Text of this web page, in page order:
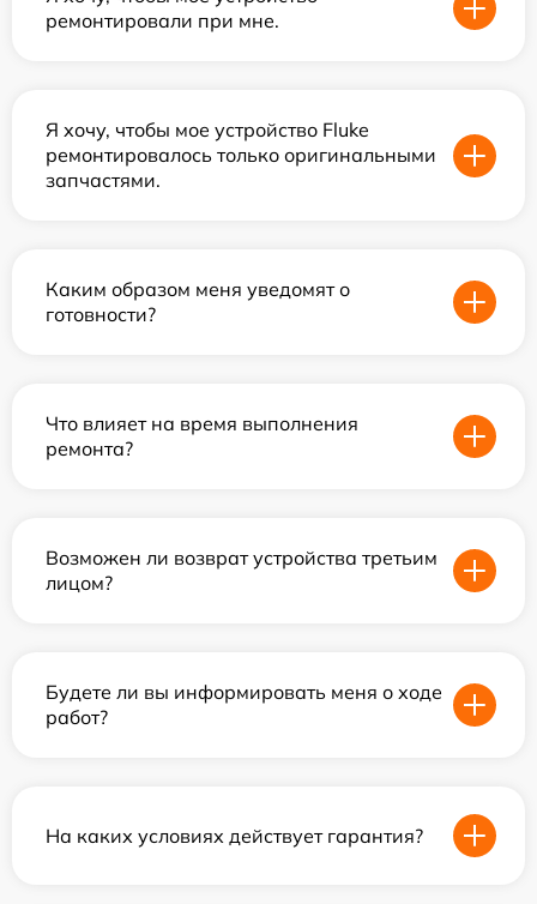
ремонтировали при мне.
Я хочу, чтобы мое устройство Fluke
ремонтировалось только оригинальными
запчастями.
Каким образом меня уведомят о
готовности?
Что влияет на время выполнения
ремонта?
Возможен ли возврат устройства третьим
лицом?
Будете ли вы информировать меня о ходе
работ?
На каких условиях действует гарантия?